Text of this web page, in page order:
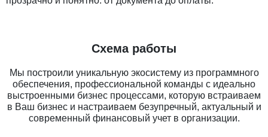
Схема работы
Мы построили уникальную экосистему из программного
обеспечения, профессиональной команды с идеально
выстроенными бизнес процессами, которую встраиваем
в Ваш бизнес и настраиваем безупречный, актуальный и
современный финансовый учет в организации.